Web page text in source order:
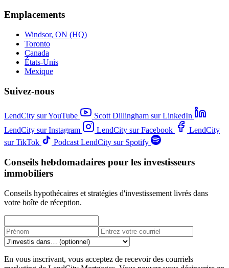
Emplacements
Windsor, ON (HQ)
Toronto
Canada
États-Unis
Mexique
Suivez-nous
LendCity sur YouTube
Scott Dillingham sur LinkedIn
LendCity sur Instagram
LendCity sur Facebook
LendCity
sur TikTok
Podcast LendCity sur Spotify
Conseils hebdomadaires pour les investisseurs
immobiliers
Conseils hypothécaires et stratégies d'investissement livrés dans
votre boîte de réception.
En vous inscrivant, vous acceptez de recevoir des courriels